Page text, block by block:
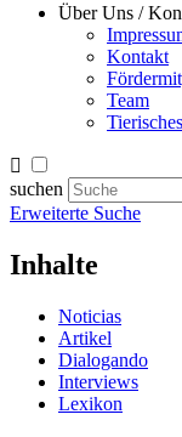
Über Uns /
Kontakt
Team
Tierisches
suchen
Erweiterte Suche
Inhalte
Noticias
Artikel
Dialogando
Interviews
Lexikon